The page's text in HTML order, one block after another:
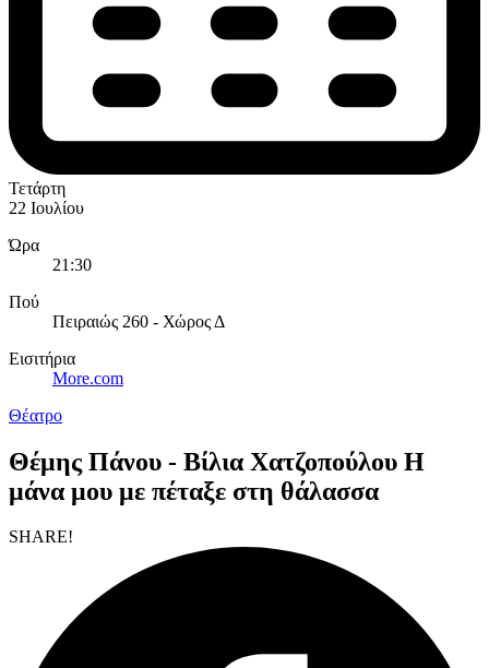
Τετάρτη
22 Ιουλίου
Ώρα
21:30
Πού
Πειραιώς 260 - Χώρος Δ
Εισιτήρια
More.com
Θέατρο
Θέμης Πάνου - Βίλια Χατζοπούλου Η
μάνα μου με πέταξε στη θάλασσα
SHARE!